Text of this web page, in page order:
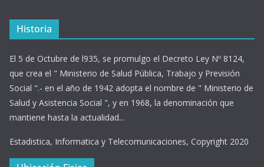
Historia
El 5 de Octubre de l935, se promulgo el Decreto Ley Nº 8124,
que crea el " Ministerio de Salud Pública, Trabajo y Previsión
Social ".- en el año de 1942 adopta el nombre de " Ministerio de
Salud y Asistencia Social ", y en 1968, la denominación que
mantiene hasta la actualidad...
Estadistica, Informatica y Telecomunicaciones, Copyright 2020